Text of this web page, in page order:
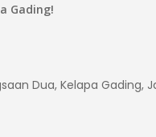
Gading!
Dua, Kelapa Gading,